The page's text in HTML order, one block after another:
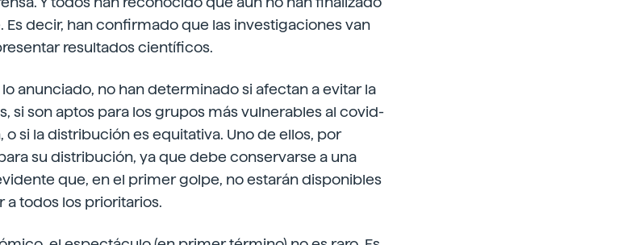
Es decir, han confirmado que las investigaciones van
resultados científicos.
anunciado, no han determinado si afectan a evitar la
si son aptos para los grupos más vulnerables al covid-
si la distribución es equitativa. Uno de ellos, por
su distribución, ya que debe conservarse a una
que, en el primer golpe, no estarán disponibles
a todos los prioritarios.